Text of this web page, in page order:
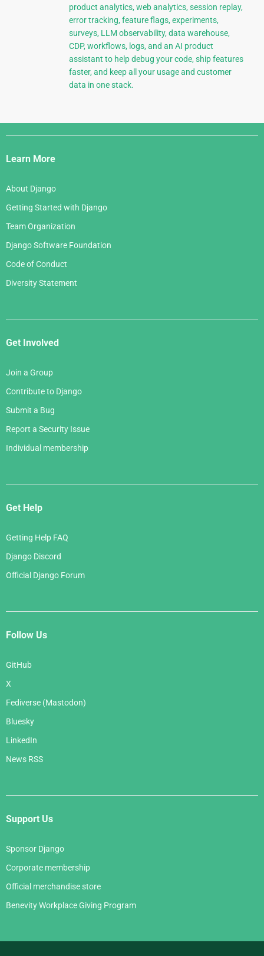
product analytics, web analytics, session replay,
error tracking, feature flags, experiments,
surveys, LLM observability, data warehouse,
CDP, workflows, logs, and an AI product
assistant to help debug your code, ship features
faster, and keep all your usage and customer
data in one stack.
Django
Links
Learn More
About Django
Getting Started with Django
Team Organization
Django Software Foundation
Code of Conduct
Diversity Statement
Get Involved
Join a Group
Contribute to Django
Submit a Bug
Report a Security Issue
Individual membership
Get Help
Getting Help FAQ
Django Discord
Official Django Forum
Follow Us
GitHub
X
Fediverse (Mastodon)
Bluesky
LinkedIn
News RSS
Support Us
Sponsor Django
Corporate membership
Official merchandise store
Benevity Workplace Giving Program